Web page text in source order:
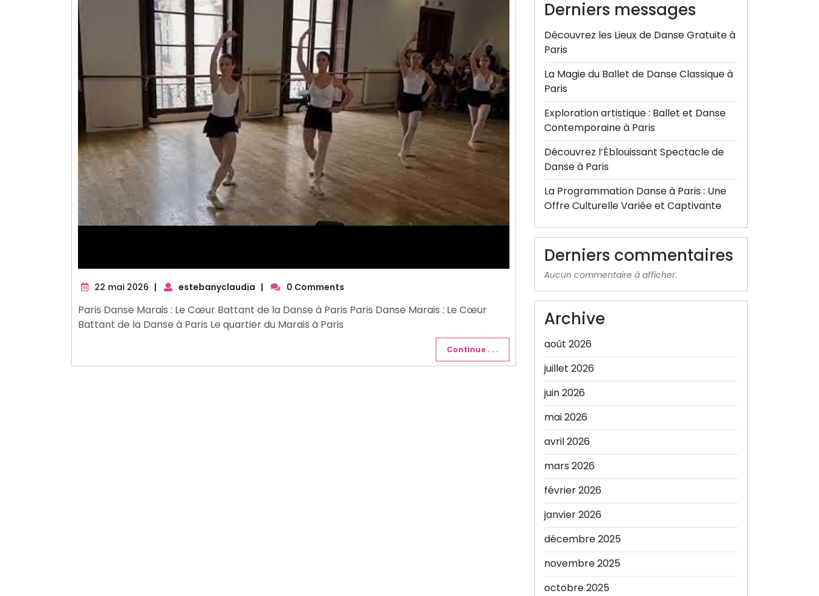
22 mai 2026 22
2026
| estebanyclaudia | 0 Comments
Paris Danse Marais : Le Cœur Battant de la Danse à Paris Paris Danse Marais : Le Cœur
Battant de la Danse à Paris Le quartier du Marais à Paris
Continue . . .
Derniers messages
Découvrez les Lieux de Danse Gratuite à
Paris
La Magie du Ballet de Danse Classique à
Paris
Exploration artistique : Ballet et Danse
Contemporaine à Paris
Découvrez l’Éblouissant Spectacle de
Danse à Paris
La Programmation Danse à Paris : Une
Offre Culturelle Variée et Captivante
Derniers commentaires
Aucun commentaire à afficher.
Archive
août 2026
juillet 2026
juin 2026
mai 2026
avril 2026
mars 2026
février 2026
janvier 2026
décembre 2025
novembre 2025
octobre 2025